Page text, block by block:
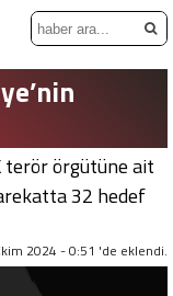
terör örgütüne ait
32 hedef
2024 - 0:51 'de eklendi.